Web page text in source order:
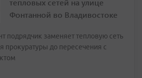
тепловых сетей на улице
Фонтанной во Владивостоке
подрядчик заменяет тепловую сеть
прокуратуры до пересечения с